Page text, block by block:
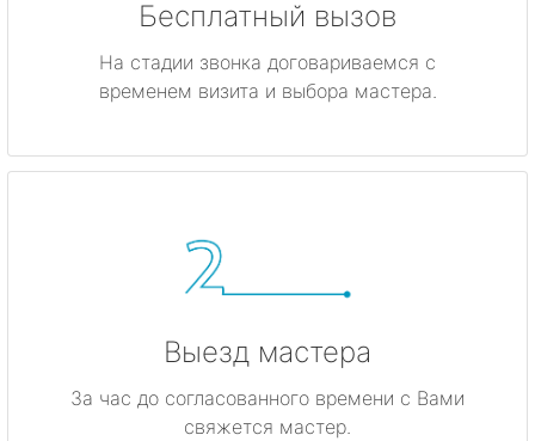
Бесплатный вызов
На стадии звонка договариваемся с
временем визита и выбора мастера.
Выезд мастера
За час до согласованного времени с Вами
свяжется мастер.